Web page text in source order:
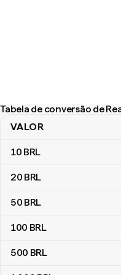
Tabela de conversão de
Tabela de conversão de
VALOR
10 BRL
20 BRL
50 BRL
100 BRL
500 BRL